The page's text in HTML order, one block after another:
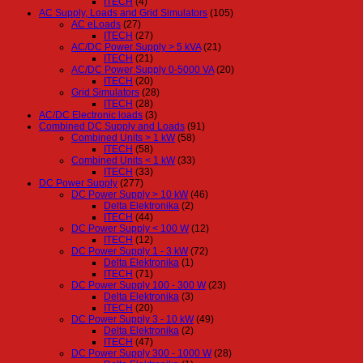
AC Supply, Loads and Grid Simulators (105)
AC eLoads (27)
ITECH (27)
AC/DC Power Supply > 5 kVA (21)
ITECH (21)
AC/DC Power Supply 0-5000 VA (20)
ITECH (20)
Grid Simulators (28)
ITECH (28)
AC/DC Electronic loads (3)
Combined DC Supply and Loads (91)
Combined Units > 1 kW (58)
ITECH (58)
Combined Units < 1 kW (33)
ITECH (33)
DC Power Supply (277)
DC Power Supply > 10 kW (46)
Delta Elektronika (2)
ITECH (44)
DC Power Supply < 100 W (12)
ITECH (12)
DC Power Supply 1 - 3 kW (72)
Delta Elektronika (1)
ITECH (71)
DC Power Supply 100 - 300 W (23)
Delta Elektronika (3)
ITECH (20)
DC Power Supply 3 - 10 kW (49)
Delta Elektronika (2)
ITECH (47)
DC Power Supply 300 - 1000 W (28)